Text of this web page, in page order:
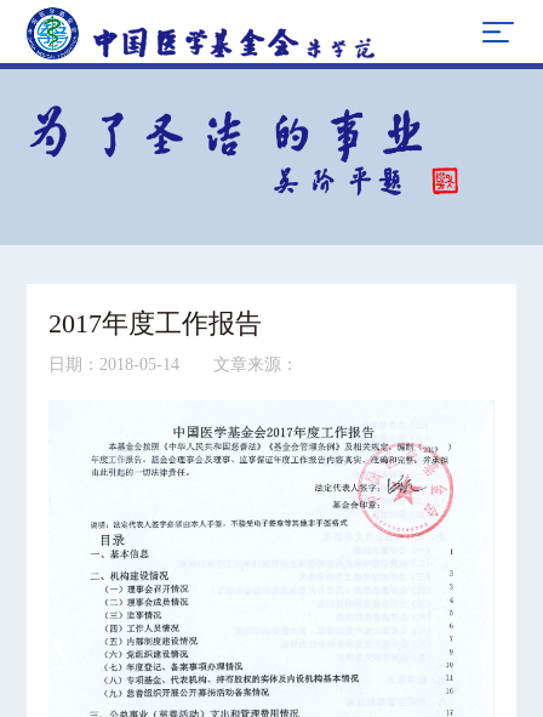
2017年度工作报告
日期：2018-05-14 文章来源：